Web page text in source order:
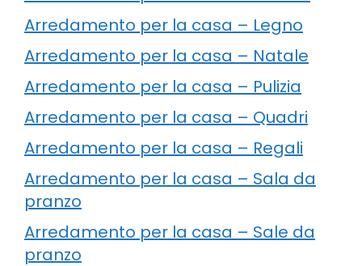
Arredamento per la casa – Legno
Arredamento per la casa – Natale
Arredamento per la casa – Pulizia
Arredamento per la casa – Quadri
Arredamento per la casa – Regali
Arredamento per la casa – Sala da
pranzo
Arredamento per la casa – Sale da
pranzo